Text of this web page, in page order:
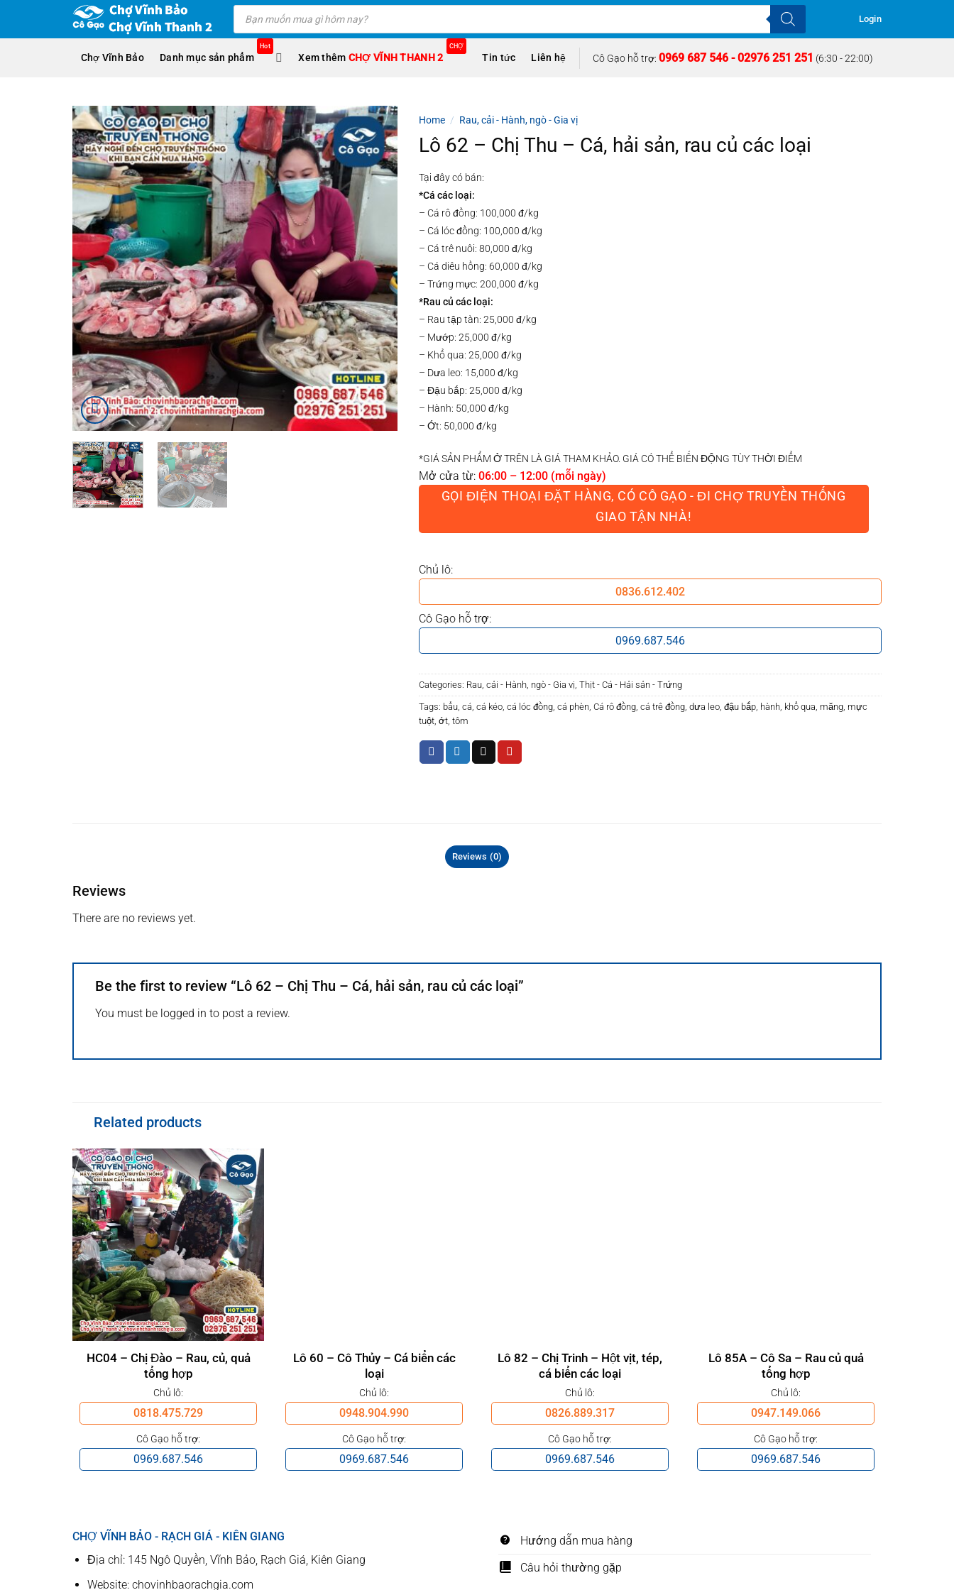
Products
search
Login
Chợ Vĩnh Bảo Danh mục sản phẩm
Hot
Xem thêm CHỢ VĨNH THANH 2
CHỢ
Tin tức Liên hệ Cô Gạo hỗ trợ:0969 687 546 - 02976 251 251 (6:30 - 22:00)
Home / Rau, cải - Hành, ngò - Gia vị
Lô 62 – Chị Thu – Cá, hải sản, rau củ các loại
Tại đây có bán:
*Cá các loại:
– Cá rô đồng: 100,000 đ/kg
– Cá lóc đồng: 100,000 đ/kg
– Cá trê nuôi: 80,000 đ/kg
– Cá diêu hồng: 60,000 đ/kg
– Trứng mực: 200,000 đ/kg
*Rau củ các loại:
– Rau tập tàn: 25,000 đ/kg
– Mướp: 25,000 đ/kg
– Khổ qua: 25,000 đ/kg
– Dưa leo: 15,000 đ/kg
– Đậu bắp: 25,000 đ/kg
– Hành: 50,000 đ/kg
– Ớt: 50,000 đ/kg
*GIÁ SẢN PHẨM Ở TRÊN LÀ GIÁ THAM KHẢO. GIÁ CÓ THỂ BIẾN ĐỘNG TÙY THỜI ĐIỂM
Mở cửa từ: 06:00 – 12:00 (mỗi ngày)
GỌI ĐIỆN THOẠI ĐẶT HÀNG, CÓ CÔ GẠO - ĐI CHỢ TRUYỀN THỐNG
GIAO TẬN NHÀ!
Chủ lô:
0836.612.402
Cô Gạo hỗ trợ:
0969.687.546
Categories: Rau, cải - Hành, ngò - Gia vị Thịt - Cá - Hải sản - Trứng
Tags: bẩu, cá cá kéo, cá lóc đồng, cá phèn, Cá rô đồng, cá trê đồng, dưa leo, đậu bắp, hành, khổ qua măng, mực
tuột, ớt, tôm
Reviews (0)
Reviews
There are no reviews yet.
Be the first to review “Lô 62 – Chị Thu – Cá, hải sản, rau củ các loại”
You must be logged in to post a review.
Related products
HC04 – Chị Đào – Rau, củ, quả
tổng hợp
Chủ lô:
0818.475.729
Cô Gạo hỗ trợ:
0969.687.546
Lô 60 – Cô Thủy – Cá biển các
loại
Chủ lô:
0948.904.990
Cô Gạo hỗ trợ:
0969.687.546
Lô 82 – Chị Trinh – Hột vịt, tép,
cá biển các loại
Chủ lô:
0826.889.317
Cô Gạo hỗ trợ:
0969.687.546
Lô 85A – Cô Sa – Rau củ quả
tổng hợp
Chủ lô:
0947.149.066
Cô Gạo hỗ trợ:
0969.687.546
CHỢ VĨNH BẢO - RẠCH GIÁ - KIÊN GIANG
Địa chỉ: 145 Ngô Quyền, Vĩnh Bảo, Rạch Giá, Kiên Giang
Website: chovinhbaorachgia.com
Hướng dẫn mua hàng
Câu hỏi thường gặp